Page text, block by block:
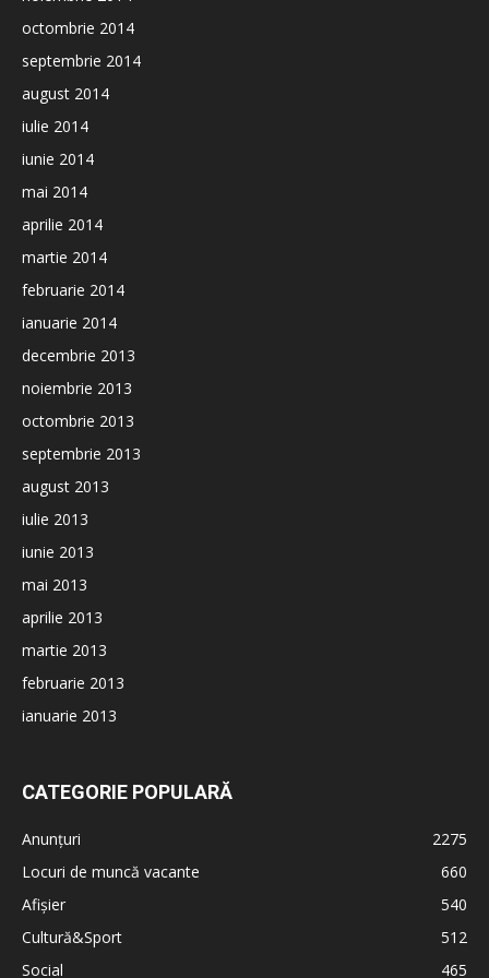
octombrie 2014
septembrie 2014
august 2014
iulie 2014
iunie 2014
mai 2014
aprilie 2014
martie 2014
februarie 2014
ianuarie 2014
decembrie 2013
noiembrie 2013
octombrie 2013
septembrie 2013
august 2013
iulie 2013
iunie 2013
mai 2013
aprilie 2013
martie 2013
februarie 2013
ianuarie 2013
CATEGORIE POPULARĂ
Anunțuri
2275
Locuri de muncă vacante
660
Afișier
540
Cultură&Sport
512
Social
465